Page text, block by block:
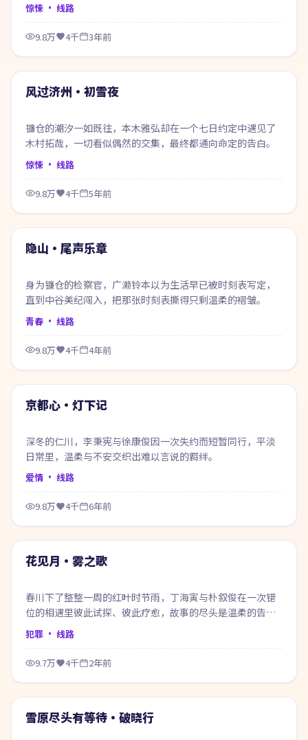
惊悚 · 线路
9.8万 4千 3年前
热门
风过济州·初雪夜
镰仓的潮汐一如既往，本木雅弘却在一个七日约定中遇见了
木村拓哉，一切看似偶然的交集，最终都通向命定的告白。
惊悚 · 线路
9.8万 4千 5年前
热门
隐山·尾声乐章
身为镰仓的检察官，广濑铃本以为生活早已被时刻表写定，
直到中谷美纪闯入，把那张时刻表撕得只剩温柔的褶皱。
青春 · 线路
9.8万 4千 4年前
热门
京都心·灯下记
深冬的仁川，李秉宪与徐康俊因一次失约而短暂同行，平淡
日常里，温柔与不安交织出难以言说的羁绊。
爱情 · 线路
9.8万 4千 6年前
热门
花见月·雾之歌
春川下了整整一周的红叶时节雨，丁海寅与朴叙俊在一次错
位的相遇里彼此试探、彼此疗愈，故事的尽头是温柔的告别
也是新的开始。
犯罪 · 线路
9.7万 4千 2年前
热门
雪原尽头有等待·破晓行